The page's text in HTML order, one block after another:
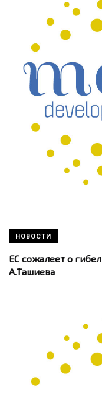
НОВОСТИ
ЕС сожалеет о
А.Ташиева